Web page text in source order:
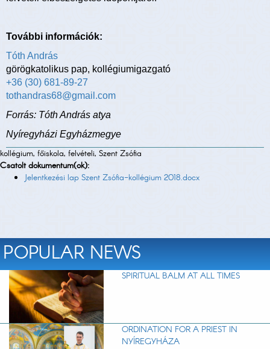
További információk:
Tóth András
görögkatolikus pap, kollégiumigazgató
+36 (30) 681-89-27
tothandras68@gmail.com
Forrás: Tóth András atya
Nyíregyházi Egyházmegye
kollégium, főiskola, felvételi, Szent Zsófia
Csatolt dokumentum(ok):
Jelentkezési lap Szent Zsófia-kollégium 2018.docx
POPULAR NEWS
SPIRITUAL BALM AT ALL TIMES
ORDINATION FOR A PRIEST IN
NYÍREGYHÁZA